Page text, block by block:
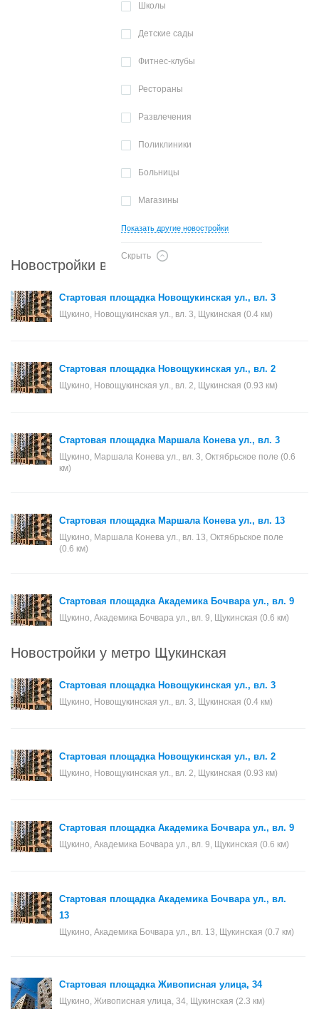
Школы
Детские сады
Фитнес-клубы
Рестораны
Развлечения
Поликлиники
Больницы
Магазины
Показать другие новостройки
Скрыть
Новостройки в районе Щукино
Стартовая площадка Новощукинская ул., вл. 3
Щукино, Новощукинская ул., вл. 3, Щукинская (0.4 км)
Стартовая площадка Новощукинская ул., вл. 2
Щукино, Новощукинская ул., вл. 2, Щукинская (0.93 км)
Стартовая площадка Маршала Конева ул., вл. 3
Щукино, Маршала Конева ул., вл. 3, Октябрьское поле (0.6
км)
Стартовая площадка Маршала Конева ул., вл. 13
Щукино, Маршала Конева ул., вл. 13, Октябрьское поле
(0.6 км)
Стартовая площадка Академика Бочвара ул., вл. 9
Щукино, Академика Бочвара ул., вл. 9, Щукинская (0.6 км)
Новостройки у метро Щукинская
Стартовая площадка Новощукинская ул., вл. 3
Щукино, Новощукинская ул., вл. 3, Щукинская (0.4 км)
Стартовая площадка Новощукинская ул., вл. 2
Щукино, Новощукинская ул., вл. 2, Щукинская (0.93 км)
Стартовая площадка Академика Бочвара ул., вл. 9
Щукино, Академика Бочвара ул., вл. 9, Щукинская (0.6 км)
Стартовая площадка Академика Бочвара ул., вл.
13
Щукино, Академика Бочвара ул., вл. 13, Щукинская (0.7 км)
Стартовая площадка Живописная улица, 34
Щукино, Живописная улица, 34, Щукинская (2.3 км)